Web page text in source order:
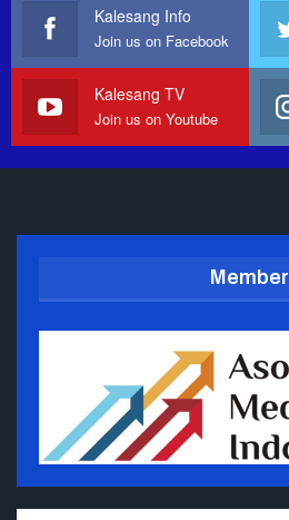
Kalesang Info
Join us on Facebook
Kalesang TV
Join us on Youtube
Member